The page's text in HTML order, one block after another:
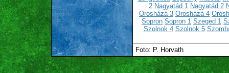
2 Nagyatád 1 Nagyatád 2
Orosházá 3 Orosházá 4
Sopron Sopron 1 Szeged 1
Szolnok 4 Szolnok 5
Foto: P. Horvath